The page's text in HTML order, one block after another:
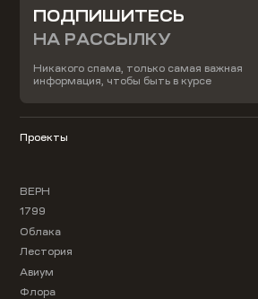
ПОДПИШИТЕСЬ
НА РАССЫЛКУ
Никакого спама, только самая важная
информация, чтобы быть в курсе
Проекты
ВЕРН
1799
Облака
Лестория
Авиум
Флора